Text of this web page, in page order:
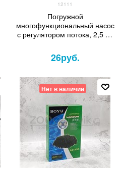
12111
Погружной
многофункциональный насос
с регулятором потока, 2,5 Вт
26руб.
Нет в наличии